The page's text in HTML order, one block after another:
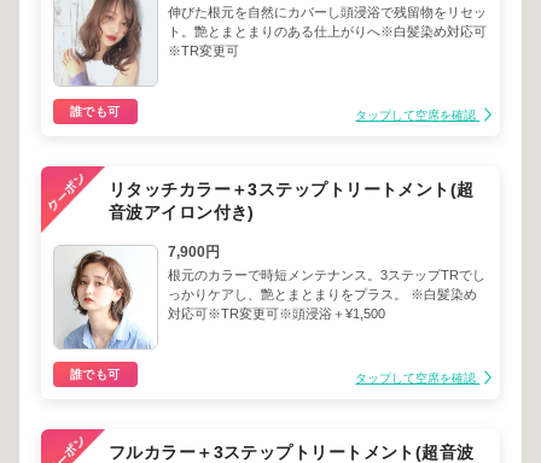
伸びた根元を自然にカバーし頭浸浴で残留物をリセッ
ト。艶とまとまりのある仕上がりへ※白髪染め対応可
※TR変更可
誰でも可 タップして空席を確認
リタッチカラー＋3ステップトリートメント(超
音波アイロン付き)
7,900円
根元のカラーで時短メンテナンス。3ステップTRでし
っかりケアし、艶とまとまりをプラス。 ※白髪染め
対応可※TR変更可※頭浸浴＋¥1,500
誰でも可 タップして空席を確認
フルカラー＋3ステップトリートメント(超音波